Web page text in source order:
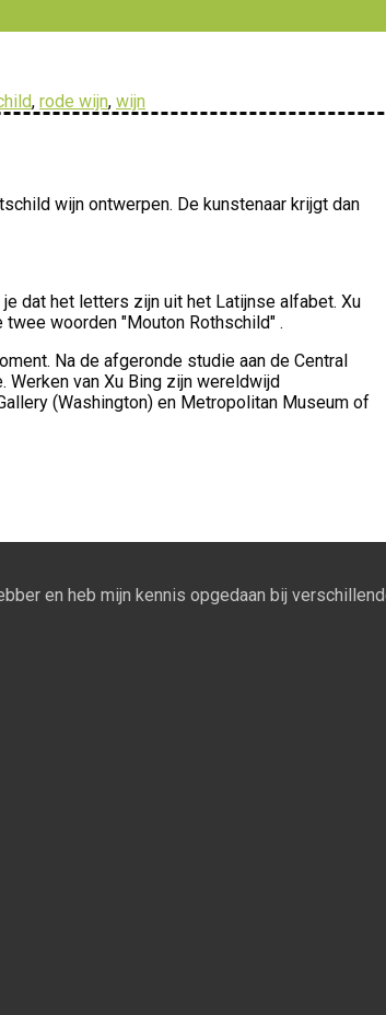
, rode wijn, wijn
wijn ontwerpen. De kunstenaar krijgt dan
dat het letters zijn uit het Latijnse alfabet. Xu
woorden "Mouton Rothschild" .
Na de afgeronde studie aan de Central
van Xu Bing zijn wereldwijd
(Washington) en Metropolitan Museum of
en heb mijn kennis opgedaan bij